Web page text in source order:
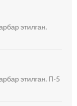
этилган.
этилган. П-5